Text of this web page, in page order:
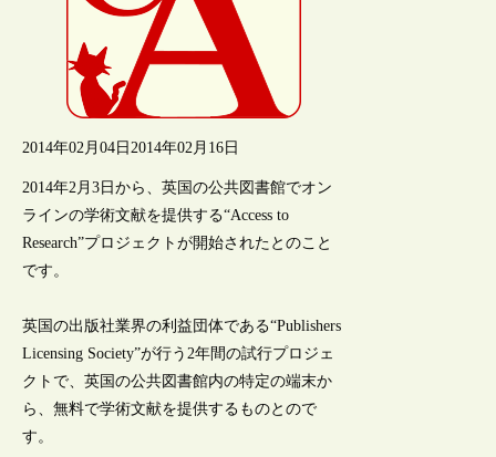
2014年02月04日 2014年02月16日
2014年2月3日から、英国の公共図書館でオン
ラインの学術文献を提供する“Access to
Research”プロジェクトが開始されたとのこと
です。
英国の出版社業界の利益団体である“Publishers
Licensing Society”が行う2年間の試行プロジェ
クトで、英国の公共図書館内の特定の端末か
ら、無料で学術文献を提供するものとので
す。